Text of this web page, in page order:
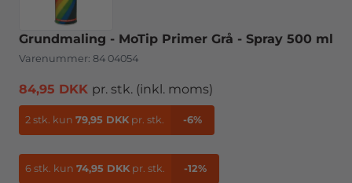
Grundmaling - MoTip Primer Grå - Spray 500 ml
Varenummer: 84 04054
84,95 DKK pr. stk. (inkl. moms)
2 stk. kun 79,95 DKK pr. stk. -6%
6 stk. kun 74,95 DKK pr. stk. -12%